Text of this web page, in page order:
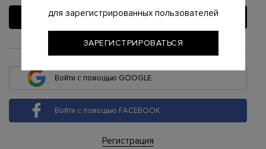
ВОЙТИ
или
Войти с помощью GOOGLE
Войти с помощью FACEBOOK
Регистрация
для зарегистрированных пользователей
ЗАРЕГИСТРИРОВАТЬСЯ